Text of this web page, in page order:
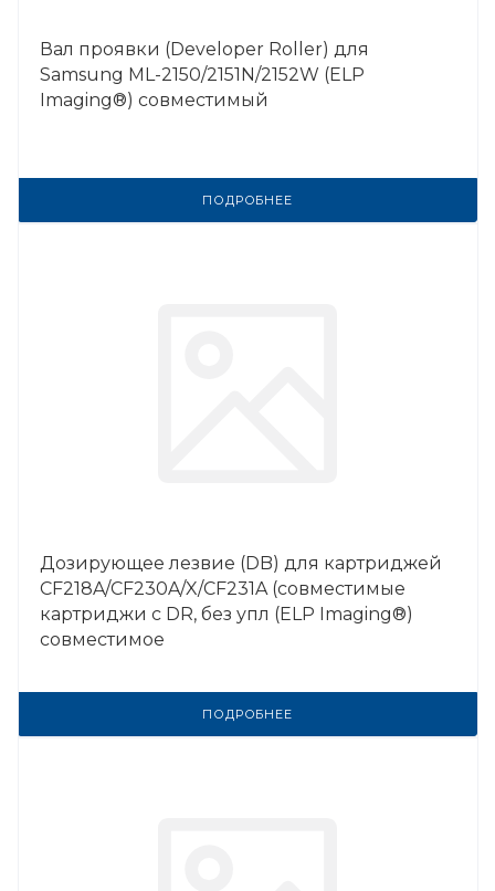
Вал проявки (Developer Roller) для
Samsung ML-2150/2151N/2152W (ELP
Imaging®) совместимый
ПОДРОБНЕЕ
Дозирующее лезвие (DB) для картриджей
CF218A/CF230A/X/CF231A (совместимые
картриджи с DR, без упл (ELP Imaging®)
совместимое
ПОДРОБНЕЕ